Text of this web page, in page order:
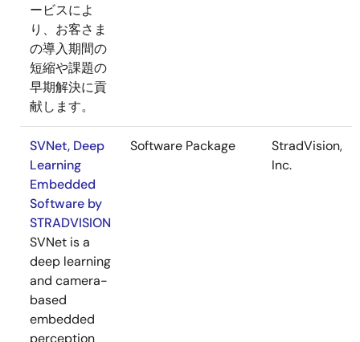
ービスによ
り、お客さま
の導入期間の
短縮や課題の
早期解決に貢
献します。
SVNet, Deep
Learning
Embedded
Software by
STRADVISION
SVNet is a
deep learning
and camera-
based
embedded
perception
Software Package
StradVision,
Inc.